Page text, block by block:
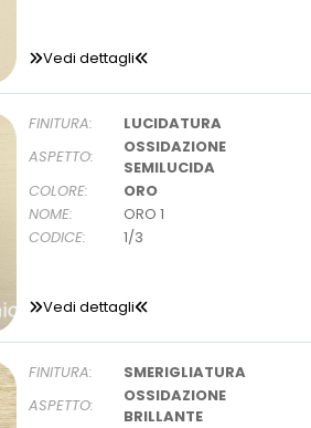
Vedi dettagli
FINITURA:
LUCIDATURA
ASPETTO:
OSSIDAZIONE
SEMILUCIDA
COLORE:
ORO
NOME:
ORO 1
CODICE:
1/3
Vedi dettagli
FINITURA:
SMERIGLIATURA
ASPETTO:
OSSIDAZIONE
BRILLANTE